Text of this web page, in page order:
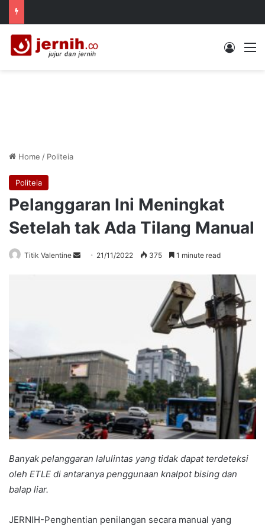
Log In
Home / Politeia
Politeia
Pelanggaran Ini Meningkat
Setelah tak Ada Tilang Manual
Titik Valentine
Send 21/11/2022 375 1 minute read
Banyak pelanggaran lalulintas yang tidak dapat terdeteksi
oleh ETLE di antaranya penggunaan knalpot bising dan
balap liar.
JERNIH-Penghentian penilangan secara manual yang